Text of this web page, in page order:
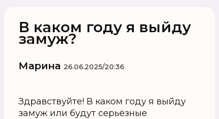
В каком году я выйду
замуж?
Марина 26.06.2025/20:36
Здравствуйте! В каком году я выйду
замуж или будут серьёзные